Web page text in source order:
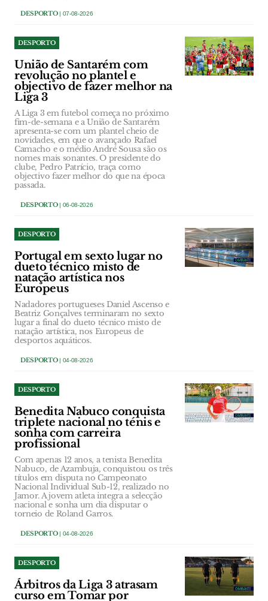
DESPORTO| 07-08-2026
DESPORTO
União de Santarém com
revolução no plantel e
objectivo de fazer melhor na
Liga 3
A Liga 3 em futebol começa no próximo
fim-de-semana e a União de Santarém
apresenta-se com um plantel cheio de
novidades, em que o avançado Rafael
Camacho e o médio André Sousa são os
nomes mais sonantes. O presidente do
clube, Pedro Patrício, traça como
objectivo fazer melhor do que na época
passada.
DESPORTO| 06-08-2026
DESPORTO
Portugal em sexto lugar no
dueto técnico misto de
natação artística nos
Europeus
Nadadores portugueses Daniel Ascenso e
Beatriz Gonçalves terminaram no sexto
lugar a final do dueto técnico misto de
natação artística, nos Europeus de
desportos aquáticos.
DESPORTO| 04-08-2026
DESPORTO
Benedita Nabuco conquista
triplete nacional no ténis e
sonha com carreira
profissional
Com apenas 12 anos, a tenista Benedita
Nabuco, de Azambuja, conquistou os três
títulos em disputa no Campeonato
Nacional Individual Sub-12, realizado no
Jamor. A jovem atleta integra a selecção
nacional e sonha um dia disputar o
torneio de Roland Garros.
DESPORTO| 04-08-2026
DESPORTO
Árbitros da Liga 3 atrasam
curso em Tomar por